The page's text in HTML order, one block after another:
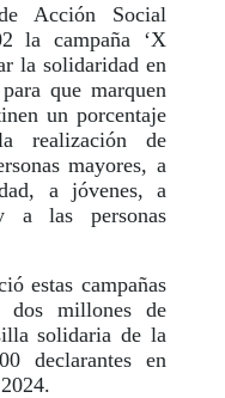
Acción Social
la campaña ‘X
la solidaridad en
que marquen
un porcentaje
realización de
mayores, a
a jóvenes, a
a las personas
estas campañas
dos millones de
solidaria de la
declarantes en